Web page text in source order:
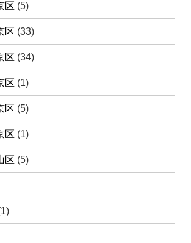
区 (5)
区 (33)
区 (34)
区 (1)
区 (5)
区 (1)
区 (5)